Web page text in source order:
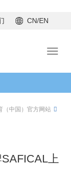
CN/EN
（中国）官方网站
上